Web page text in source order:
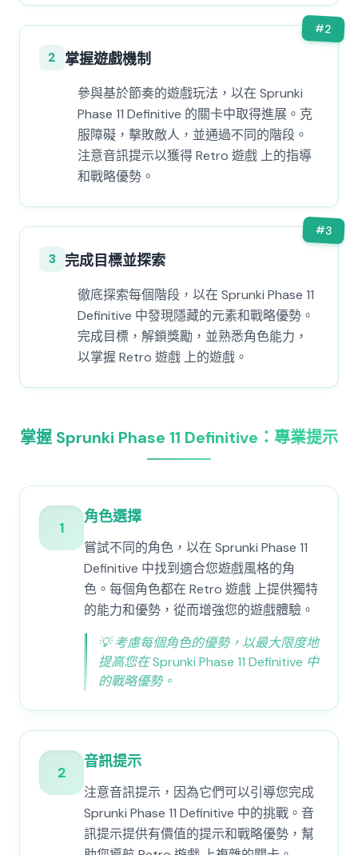
#2
2 掌握遊戲機制
參與基於節奏的遊戲玩法，以在 Sprunki
Phase 11 Definitive 的關卡中取得進展。克
服障礙，擊敗敵人，並通過不同的階段。
注意音訊提示以獲得 Retro 遊戲 上的指導
和戰略優勢。
#3
3 完成目標並探索
徹底探索每個階段，以在 Sprunki Phase 11
Definitive 中發現隱藏的元素和戰略優勢。
完成目標，解鎖獎勵，並熟悉角色能力，
以掌握 Retro 遊戲 上的遊戲。
掌握 Sprunki Phase 11 Definitive：專業提示
1
角色選擇
嘗試不同的角色，以在 Sprunki Phase 11
Definitive 中找到適合您遊戲風格的角
色。每個角色都在 Retro 遊戲 上提供獨特
的能力和優勢，從而增強您的遊戲體驗。
💡考慮每個角色的優勢，以最大限度地
提高您在 Sprunki Phase 11 Definitive 中
的戰略優勢。
2
音訊提示
注意音訊提示，因為它們可以引導您完成
Sprunki Phase 11 Definitive 中的挑戰。音
訊提示提供有價值的提示和戰略優勢，幫